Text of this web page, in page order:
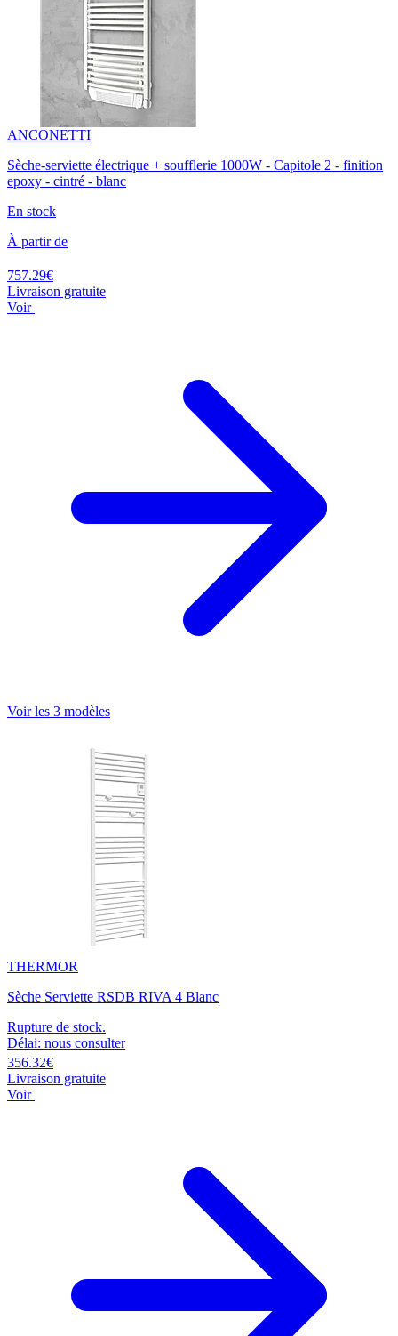
ANCONETTI
Sèche-serviette électrique + soufflerie 1000W - Capitole 2 - finition
epoxy - cintré - blanc
En stock
À partir de
757.29€
Livraison gratuite
Voir
Voir les 3 modèles
THERMOR
Sèche Serviette RSDB RIVA 4 Blanc
Rupture de stock.
Délai: nous consulter
356.32€
Livraison gratuite
Voir